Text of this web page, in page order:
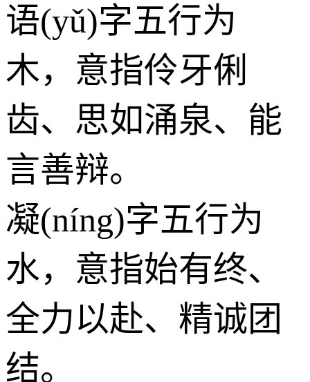
语(yǔ)字五行为
木，意指伶牙俐
齿、思如涌泉、能
言善辩。
凝(níng)字五行为
水，意指始有终、
全力以赴、精诚团
结。